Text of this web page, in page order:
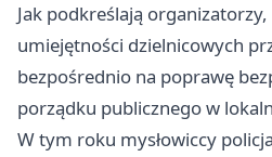
Jak podkreślają
umiejętności dzielnicowych
bezpośrednio na poprawę
porządku publicznego w
W tym roku mysłowiccy